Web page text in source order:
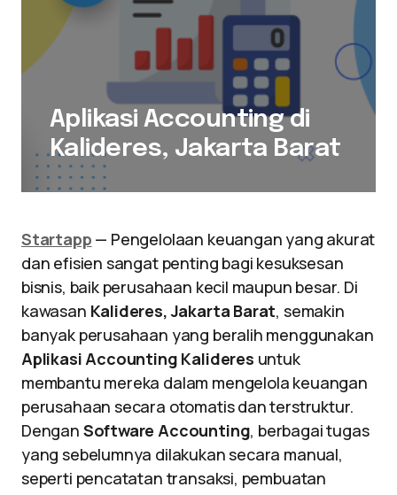
Aplikasi Accounting di
Kalideres, Jakarta Barat
Startapp — Pengelolaan keuangan yang akurat
dan efisien sangat penting bagi kesuksesan
bisnis, baik perusahaan kecil maupun besar. Di
kawasan Kalideres, Jakarta Barat, semakin
banyak perusahaan yang beralih menggunakan
Aplikasi Accounting Kalideres untuk
membantu mereka dalam mengelola keuangan
perusahaan secara otomatis dan terstruktur.
Dengan Software Accounting, berbagai tugas
yang sebelumnya dilakukan secara manual,
seperti pencatatan transaksi, pembuatan